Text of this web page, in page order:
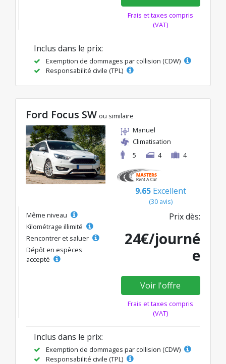
Frais et taxes compris
(VAT)
Inclus dans le prix:
Exemption de dommages par collision (CDW)
Responsabilité civile (TPL)
Ford Focus SW ou similaire
Manuel
Climatisation
5
4 4
9.65 Excellent
(30 avis)
Même niveau
Kilométrage illimité
Rencontrer et saluer
Dépôt en espèces
accepté
Prix dès:
24€/journé
e
Voir l'offre
Frais et taxes compris
(VAT)
Inclus dans le prix:
Exemption de dommages par collision (CDW)
Responsabilité civile (TPL)